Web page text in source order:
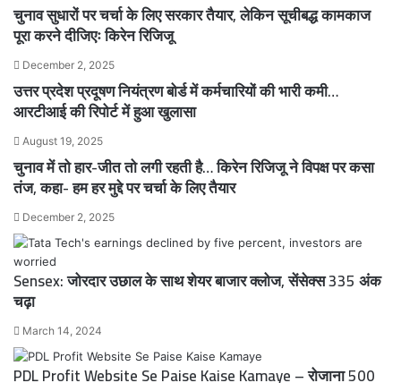
चुनाव सुधारों पर चर्चा के लिए सरकार तैयार, लेकिन सूचीबद्ध कामकाज
पूरा करने दीजिएः किरेन रिजिजू
December 2, 2025
उत्तर प्रदेश प्रदूषण नियंत्रण बोर्ड में कर्मचारियों की भारी कमी…
आरटीआई की रिपोर्ट में हुआ खुलासा
August 19, 2025
चुनाव में तो हार-जीत तो लगी रहती है… किरेन रिजिजू ने विपक्ष पर कसा
तंज, कहा- हम हर मुद्दे पर चर्चा के लिए तैयार
December 2, 2025
Sensex: जोरदार उछाल के साथ शेयर बाजार क्लोज, सेंसेक्स 335 अंक
चढ़ा
March 14, 2024
PDL Profit Website Se Paise Kaise Kamaye – रोजाना 500